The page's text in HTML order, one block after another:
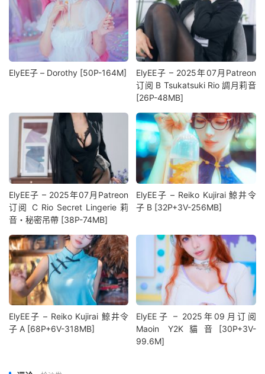
ElyEE子 – Dorothy [50P-164M]
ElyEE子 – 2025年07月Patreon
订阅 B Tsukatsuki Rio 調月莉音
[26P-48MB]
ElyEE子 – 2025年07月Patreon
订阅 C Rio Secret Lingerie 莉
音・秘密吊帶 [38P-74MB]
ElyEE子 – Reiko Kujirai 鯨井令
子 B [32P+3V-256MB]
ElyEE子 – Reiko Kujirai 鯨井令
子 A [68P+6V-318MB]
ElyEE子 – 2025年09月订阅
Maoin Y2K貓音[30P+3V-
99.6M]